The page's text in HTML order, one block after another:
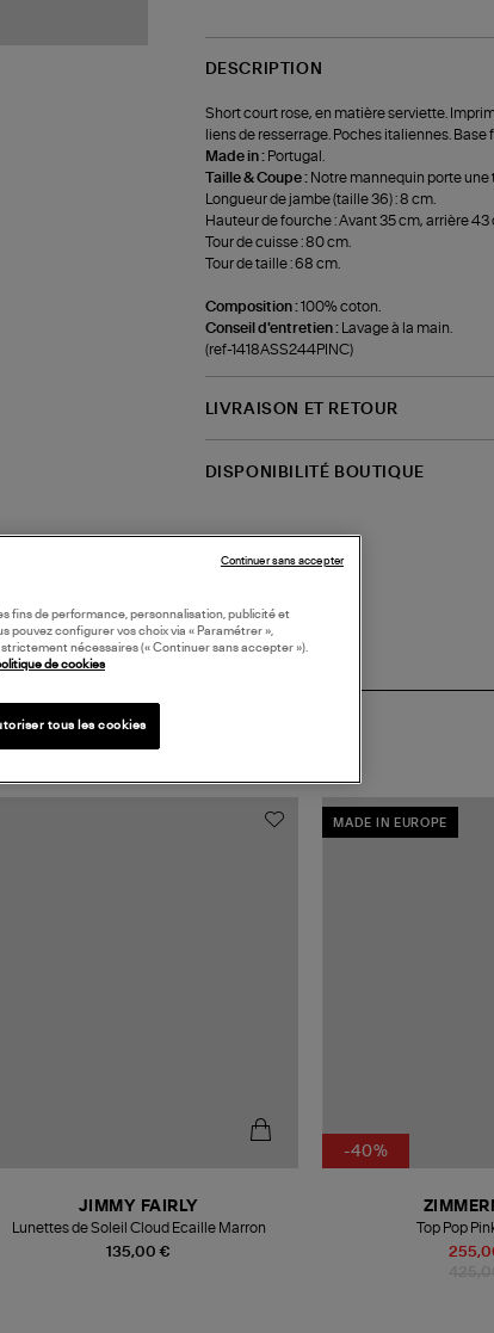
DESCRIPTION
Short court rose, en matière serviette.
liens de resserrage. Poches italiennes. Base
Made in : Portugal.
Taille & Coupe : Notre mannequin porte une
Longueur de jambe (taille 36) : 8 cm.
Hauteur de fourche : Avant 35 cm, arrière 43
Tour de cuisse : 80 cm.
Tour de taille : 68 cm.
Composition :100% coton.
Conseil d'entretien :
Lavage à la main.
(ref-1418ASS244PINC)
LIVRAISON ET RETOUR
DISPONIBILITÉ BOUTIQUE
135,00 €
JIMMY FAIRLY
Lunettes de Soleil Cloud Ecaille Marron
MADE IN EUROPE
-40%
Top Pop
fins de performance, personnalisation, publicité et
pouvez configurer vos choix via « Paramétrer »,
strictement nécessaires (« Continuer sans accepter »).
de cookies
tous les cookies
Continuer sans accepter